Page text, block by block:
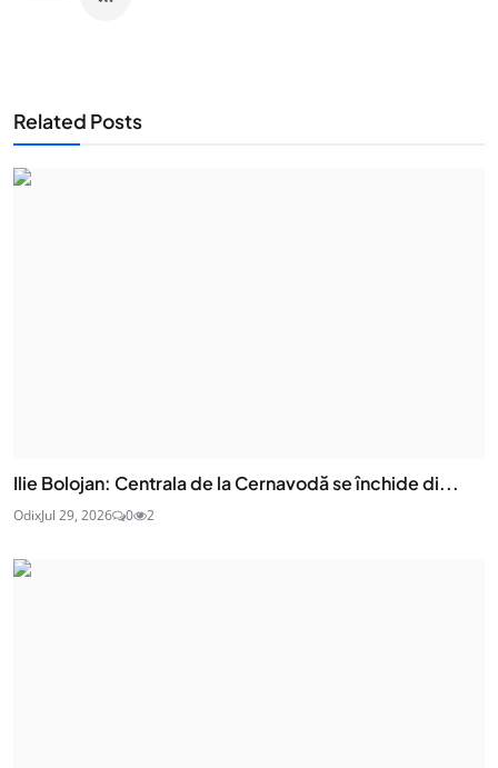
Related Posts
Ilie Bolojan: Centrala de la Cernavodă se închide di...
OdixJul 29, 2026 0 2